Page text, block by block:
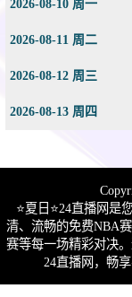
篮球新闻
2026-08-10 周一
2026-08-11 周二
2026-08-12 周三
2026-08-13 周四
⭐️夏日⭐24直播网
清、流畅的免费NBA
赛等每一场精彩对决
24直播网，畅